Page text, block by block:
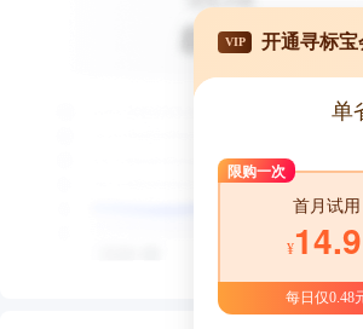
VIP 开通寻标
单
限购一次
首月试用
¥14.9
每日仅0.48